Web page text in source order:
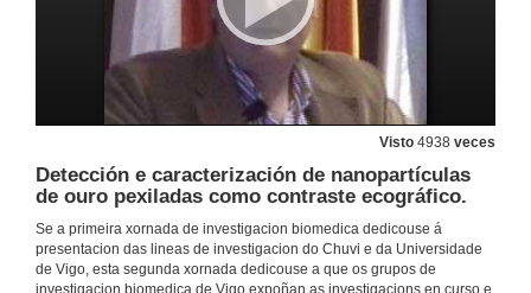
Visto 4938 veces
Detección e caracterización de nanopartículas
de ouro pexiladas como contraste ecográfico.
Se a primeira xornada de investigacion biomedica dedicouse á
presentacion das lineas de investigacion do Chuvi e da Universidade
de Vigo, esta segunda xornada dedicouse a que os grupos de
10 de xuño de 2009
2d-Dige como estratexia para a identificacion de proteinas marcadoras en cancro de pulmon non microcitico
10 de xuño de 2009
α(1,6) fucosilacion en cancro colorrectal humano